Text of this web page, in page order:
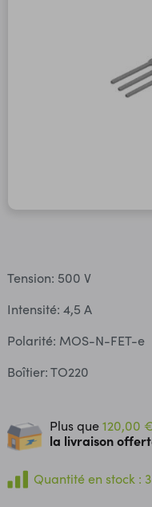
Tension: 500 V
Intensité: 4,5 A
Polarité: MOS-N-FET-e
Boîtier: TO220
Plus que120,00
la livraison
Quantité en stock : 3